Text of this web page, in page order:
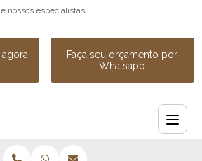
nossos especialistas!
Faça seu orçamento por
Whatsapp